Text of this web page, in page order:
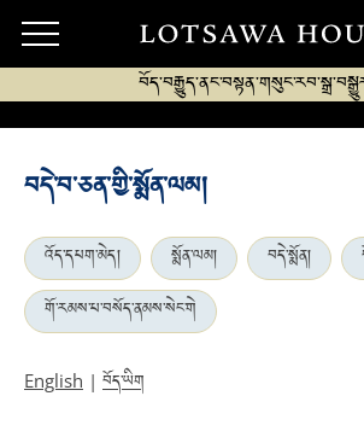
བདེ་བ་ཅན་གྱི་སྨོན་ལམ།
འོད་དཔག་མེད། སྨོན་ལམ། བདེ་སྨོན།
གོ་རམས་པ་བསོད་ནམས་སེང་གེ
English | བོད་ཡིག